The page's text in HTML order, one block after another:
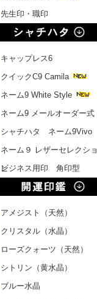
先生印・職印
キャップレス6
クイックC9 Camila
ネーム9 White Style
ネーム9 メールオーダー式
シャチハタ ネーム9Vivo
ネーム９ レザーセレクショ
ン
ビジネス用印 角印型
アメジスト（天然）
クリスタル（水晶）
ローズクォーツ（天然）
シトリン（黄水晶）
ブルー水晶
琥珀樹脂印鑑 ケース付き【一日10本限定】